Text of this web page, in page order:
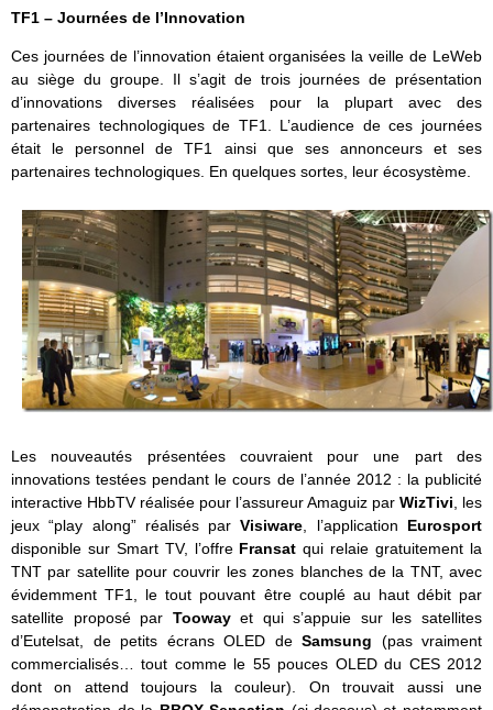
TF1 – Journées de l’Innovation
Ces journées de l’innovation étaient organisées la veille de LeWeb
au siège du groupe. Il s’agit de trois journées de présentation
d’innovations diverses réalisées pour la plupart avec des
partenaires technologiques de TF1. L’audience de ces journées
était le personnel de TF1 ainsi que ses annonceurs et ses
partenaires technologiques. En quelques sortes, leur écosystème.
Les nouveautés présentées couvraient pour une part des
innovations testées pendant le cours de l’année 2012 : la publicité
interactive HbbTV réalisée pour l’assureur Amaguiz par WizTivi , les
jeux “play along” réalisés parVisiware , l’application Eurosport
disponible sur Smart TV, l’offre Fransat qui relaie gratuitement la
TNT par satellite pour couvrir les zones blanches de la TNT, avec
évidemment TF1, le tout pouvant être couplé au haut débit par
satellite proposé par Toowayet qui s’appuie sur les satellites
d’Eutelsat, de petits écrans OLED de Samsung (pas vraiment
commercialisés… tout comme le 55 pouces OLED du CES 2012
dont on attend toujours la couleur). On trouvait aussi une